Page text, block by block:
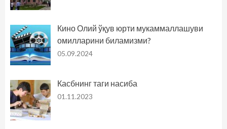
Кино Олий ўқув юрти мукаммаллашуви
омилларини биламизми?
05.09.2024
Касбнинг таги насиба
01.11.2023